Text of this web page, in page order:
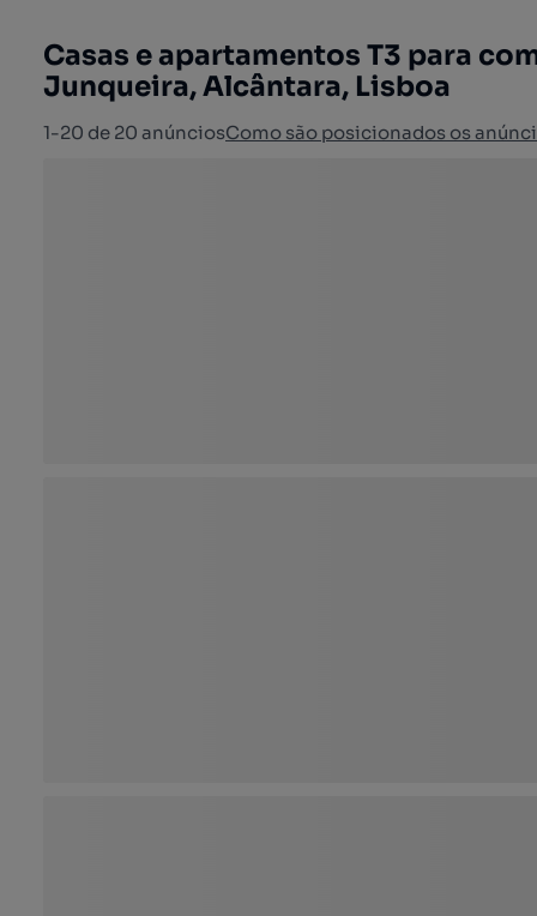
Casas e apartamentos T3 para
Junqueira, Alcântara, Lisboa
1-20 de 20 anúnciosComo são posicionados os